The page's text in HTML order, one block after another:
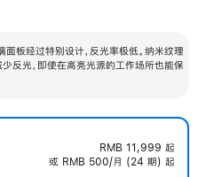
面板经过特别设计，反光率极低。纳米纹理
反光，即使在高亮光源的工作场所也能保
RMB 11,999 起
或 RMB 500/月 (24 期) 起